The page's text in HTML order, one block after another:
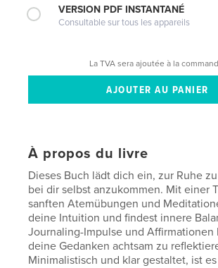
VERSION PDF INSTANTANÉ
Consultable sur tous les appareils
La TVA sera ajoutée à la
À propos du livre
Dieses Buch lädt dich ein, zur Ruhe
bei dir selbst anzukommen. Mit einer
sanften Atemübungen und
deine Intuition und findest innere
Journaling-Impulse und Affirmationen
deine Gedanken achtsam zu
Minimalistisch und klar gestaltet, ist